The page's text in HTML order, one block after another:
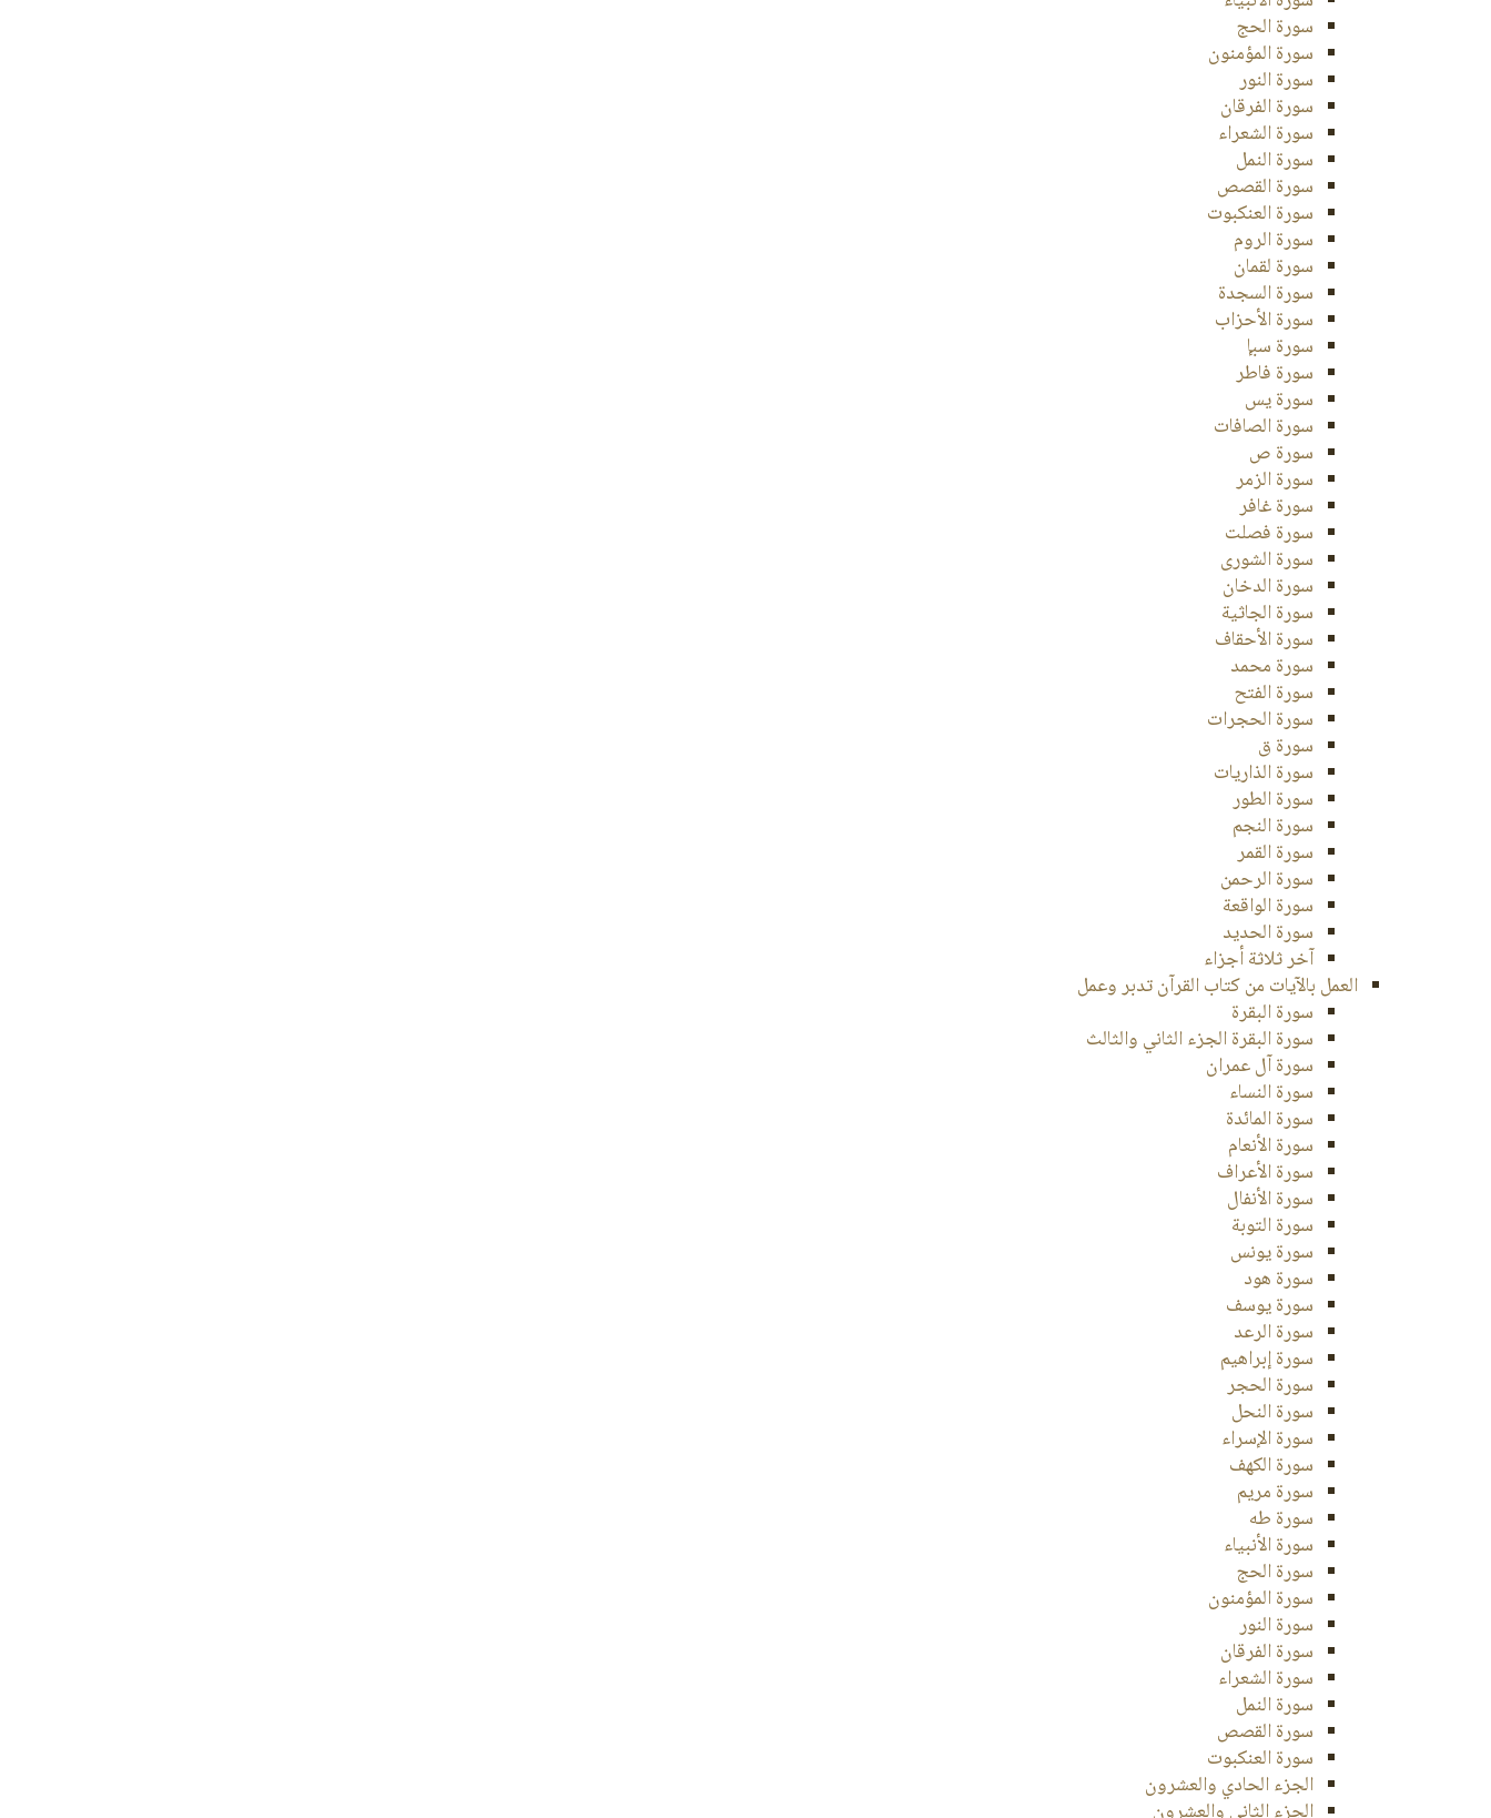
سورة الحج
سورة المؤمنون
سورة النور
سورة الفرقان
سورة الشعراء
سورة النمل
سورة القصص
سورة العنكبوت
سورة الروم
سورة لقمان
سورة السجدة
سورة الأحزاب
سورة سبإ
سورة فاطر
سورة يس
سورة الصافات
سورة ص
سورة الزمر
سورة غافر
سورة فصلت
سورة الشورى
سورة الدخان
سورة الجاثية
سورة الأحقاف
سورة محمد
سورة الفتح
سورة الحجرات
سورة ق
سورة الذاريات
سورة الطور
سورة النجم
سورة القمر
سورة الرحمن
سورة الواقعة
سورة الحديد
آخر ثلاثة أجزاء
العمل بالآيات من كتاب القرآن تدبر وعمل
سورة البقرة
سورة البقرة الجزء الثاني والثالث
سورة آل عمران
سورة النساء
سورة المائدة
سورة الأنعام
سورة الأعراف
سورة الأنفال
سورة التوبة
سورة يونس
سورة هود
سورة يوسف
سورة الرعد
سورة إبراهيم
سورة الحجر
سورة النحل
سورة الإسراء
سورة الكهف
سورة مريم
سورة طه
سورة الأنبياء
سورة الحج
سورة المؤمنون
سورة النور
سورة الفرقان
سورة الشعراء
سورة النمل
سورة القصص
سورة العنكبوت
الجزء الحادي والعشرون